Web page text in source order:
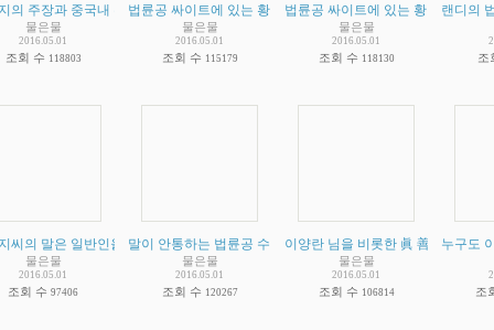
의 주장과 중국내 수련자들을 죽음으로 대항하라고 한말 (2)
물은물
2016.05.01
조회 수 118803
법륜공 싸이트에 있는 황당한 체험담 2 (3)
물은물
2016.05.01
조회 수 115179
법륜공 싸이트에 있는 황당한 체험
물은물
2016.05.01
조회 수 118130
랜디의
조
씨의 말은 일반인을 위한 말과 수련자를 위한 말이 따로 있다는 님의 개인적인 인식
물은물
2016.05.01
조회 수 97406
말이 안통하는 법륜공 수련자들을 위한 요점정리 2)
물은물
2016.05.01
조회 수 120267
이양란 님을 비롯한 眞 善 忍 을 닦
물은물
2016.05.01
조회 수 106814
누구도
조